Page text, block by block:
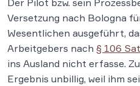
Der Pilot bzw. sein
Versetzung nach Bologna
Wesentlichen ausgeführt,
Arbeitgebers nach § 106
ins Ausland nicht erfasse.
Ergebnis unbillig, weil ihm